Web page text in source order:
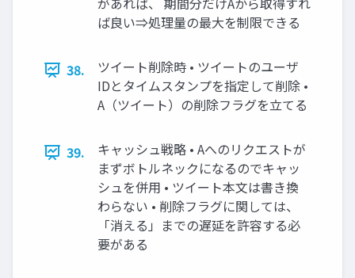
ば良い⇒処理量の最大を制限できる
38.
ツイート削除時 • ツイートのユーザ
IDとタイムスタンプを指定して削除 •
A（ツイート）の削除フラグを立てる
39.
キャッシュ戦略 • Aへのリクエストが
まずボトルネックになるのでキャッ
シュを併用 • ツイート本文は書き換
わらない • 削除フラグに関しては、
「消える」までの遅延を許容する必
要がある